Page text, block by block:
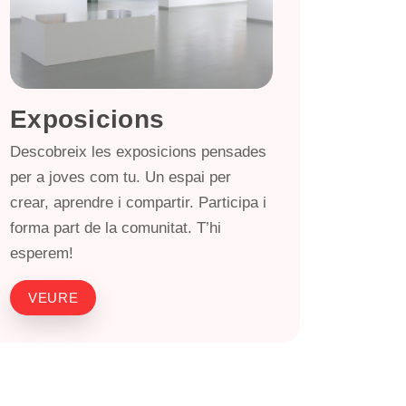
Exposicions
Descobreix les exposicions pensades
per a joves com tu. Un espai per
crear, aprendre i compartir. Participa i
forma part de la comunitat. T’hi
esperem!
VEURE